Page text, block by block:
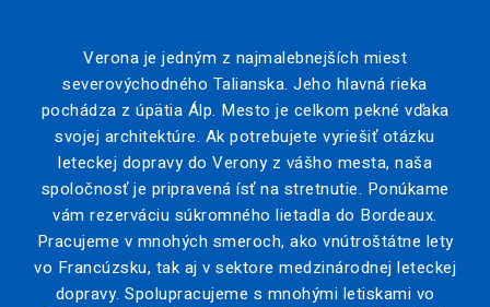
Verona je jedným z najmalebnejších miest
severovýchodného Talianska. Jeho hlavná rieka
pochádza z úpätia Álp. Mesto je celkom pekné vďaka
svojej architektúre. Ak potrebujete vyriešiť otázku
leteckej dopravy do Verony z vášho mesta, naša
spoločnosť je pripravená ísť na stretnutie. Ponúkame
vám rezerváciu súkromného lietadla do Bordeaux.
Pracujeme v mnohých smeroch, ako vnútroštátne lety
vo Francúzsku, tak aj v sektore medzinárodnej leteckej
dopravy. Spolupracujeme s mnohými letiskami vo